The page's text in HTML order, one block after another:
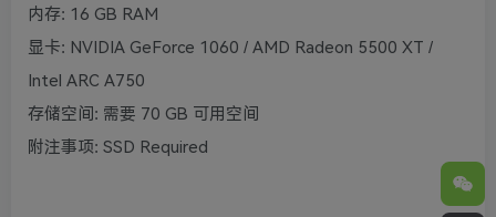
内存: 16 GB RAM
显卡: NVIDIA GeForce 1060 / AMD Radeon 5500 XT /
Intel ARC A750
存储空间: 需要 70 GB 可用空间
附注事项: SSD Required